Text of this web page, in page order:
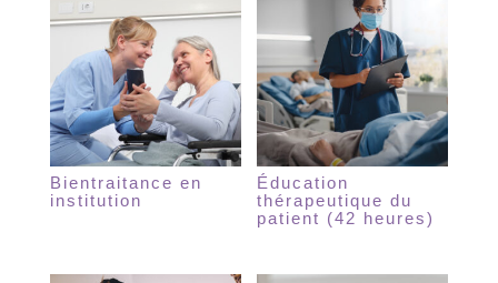
Bientraitance en
institution
Éducation
thérapeutique du
patient (42 heures)